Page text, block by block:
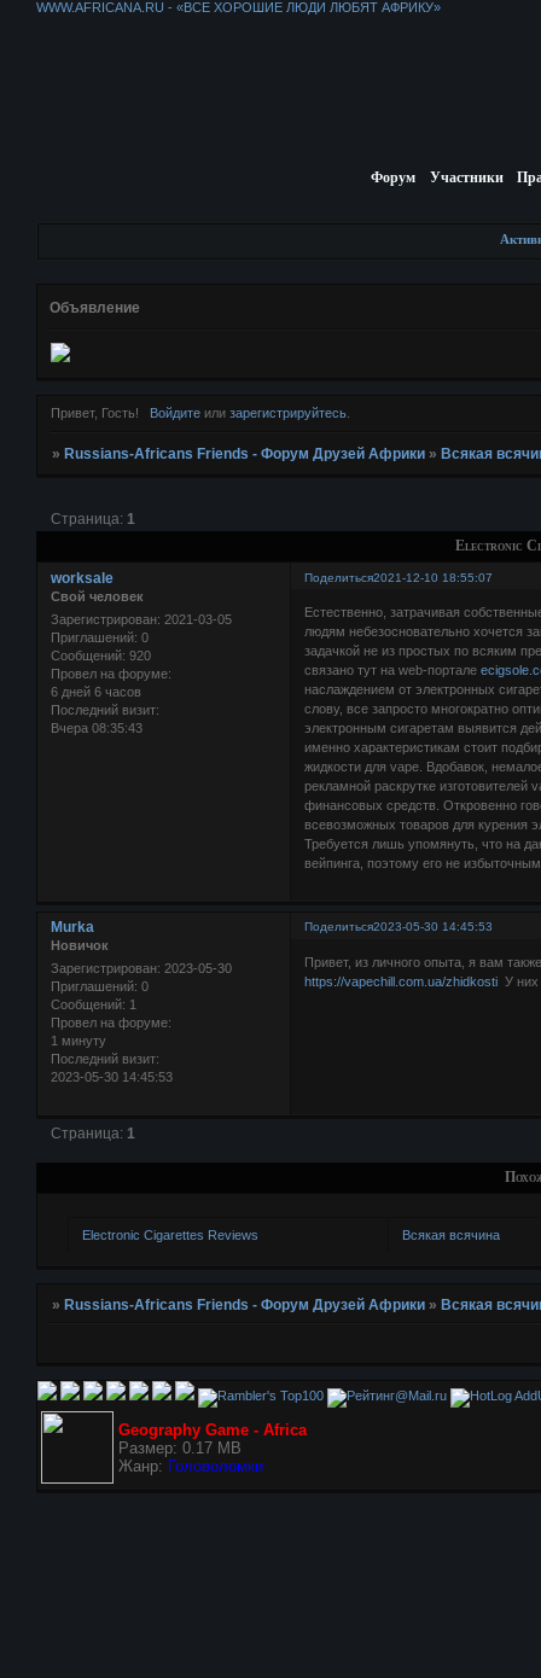
WWW.AFRICANA.RU - «ВСЕ ХОРОШИЕ ЛЮДИ ЛЮБЯТ АФРИКУ»
Форум Участники
Объявление
Привет, Гость! Войдитеили зарегистрируйтесь.
» Russians-Africans Friends - Форум Друзей Африки » Всякая
Electronic
Страница: 1
Поделиться2021-12-10 18:55:07
worksale
Свой человек
Зарегистрирован: 2021-03-05
Приглашений: 0
Сообщений: 920
Провел на форуме:
6 дней 6 часов
Последний визит:
Вчера 08:35:43
Естественно, затрачивая
людям небезосновательно хочется
задачкой не из простых по всяким
связано тут на web-портале
наслаждением от электронных
слову, все запросто многократно
электронным сигаретам выявится
именно характеристикам стоит
жидкости для vape. Вдобавок,
рекламной раскрутке изготовителей
финансовых средств. Откровенно
всевозможных товаров для курения
Требуется лишь упомянуть, что на
вейпинга, поэтому его не
Поделиться2023-05-30 14:45:53
Murka
Новичок
Зарегистрирован: 2023-05-30
Приглашений: 0
Сообщений: 1
Провел на форуме:
1 минуту
Последний визит:
2023-05-30 14:45:53
Привет, из личного опыта, я вам
https://vapechill.com.ua/zhidkosti У них
Страница: 1
Electronic Cigarettes Reviews Всякая всячина
»Russians-Africans Friends - Форум Друзей Африки »Всякая
Geography Game - Africa
Размер: 0.17 MB
Жанр: Головоломки